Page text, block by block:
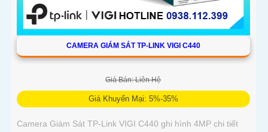
CAMERA GIÁM SÁT TP-LINK VIGI C440
Giá Bán: Liên Hệ
Giá Khuyến Mại: 5%-35%
Camera Giám Sát TP-Link VIGI C440 ghi hình 4MP chi tiết